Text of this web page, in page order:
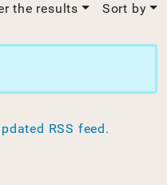
the results Sort by
RSS feed.